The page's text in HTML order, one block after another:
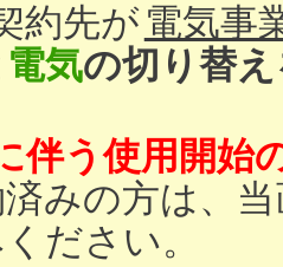
約先が電気事
電気の切り替
伴う使用開始
みの方は、
ださい。